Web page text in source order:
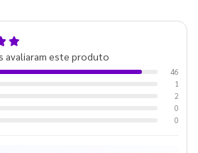
avaliaram este produto
46
1
2
0
0